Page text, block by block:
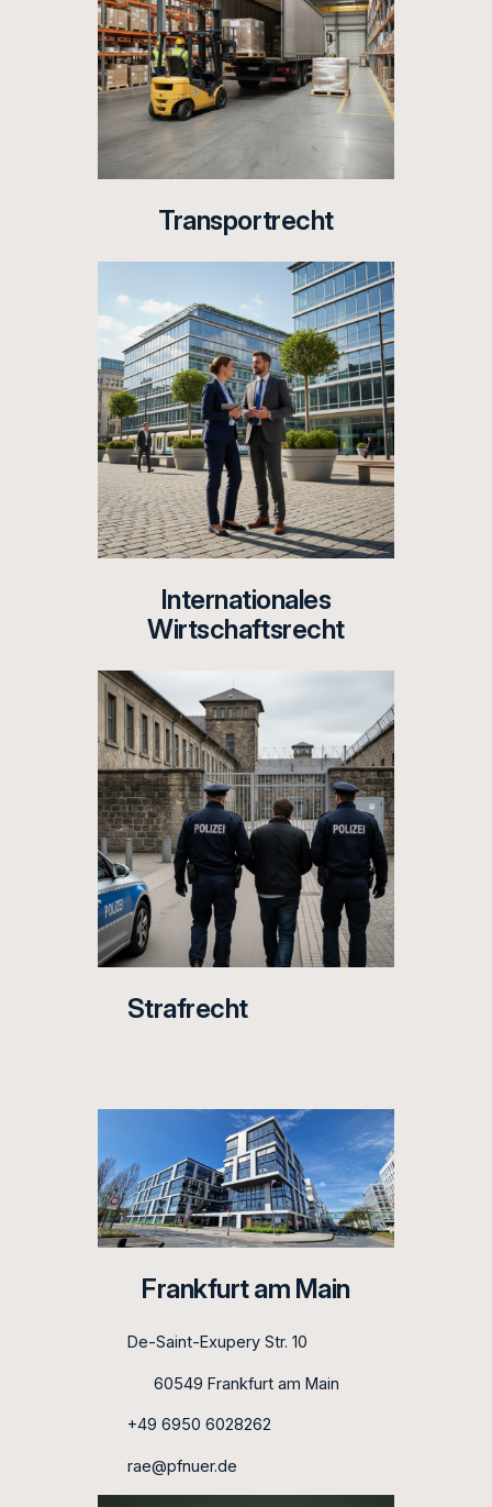
Transportrecht
Internationales
Wirtschaftsrecht
Strafrecht
Frankfurt am Main
De-Saint-Exupery Str. 10
60549 Frankfurt am Main
+49 6950 6028262
rae@pfnuer.de